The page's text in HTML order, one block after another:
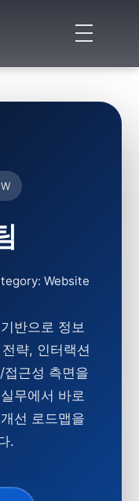
메
뉴
기
Website
반으로 정보
략, 인터랙션
근성 측면을
무에서 바로
선 로드맵을
.